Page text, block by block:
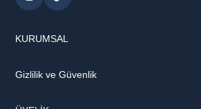
KURUMSAL
Gizlilik ve Güvenlik